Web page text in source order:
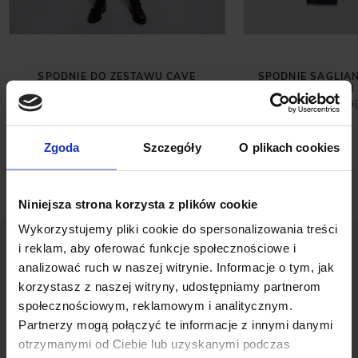
Zgoda Szczegóły O plikach cookies
Niniejsza strona korzysta z plików cookie
Wykorzystujemy pliki cookie do spersonalizowania treści
i reklam, aby oferować funkcje społecznościowe i
analizować ruch w naszej witrynie. Informacje o tym, jak
korzystasz z naszej witryny, udostępniamy partnerom
społecznościowym, reklamowym i analitycznym.
Partnerzy mogą połączyć te informacje z innymi danymi
otrzymanymi od Ciebie lub uzyskanymi podczas
SPODNIE DO ZESTAWU CAVE
promocją: 129,00 zł
SPODNIE
OPINIE O PRODUKCIE: KOSZULA
RAGUZA 00499 DŁUGI RĘKAW